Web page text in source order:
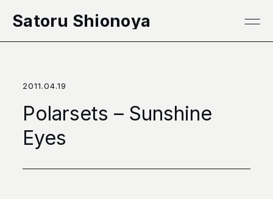
Satoru Shionoya
2011.04.19
Polarsets – Sunshine
Eyes